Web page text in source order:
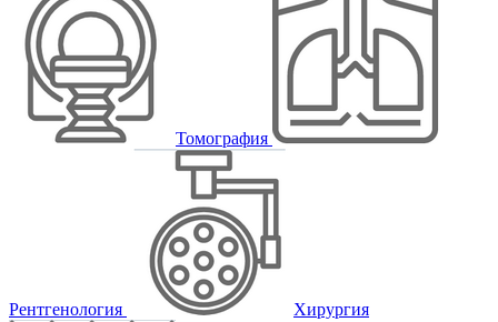
Томография
Рентгенология Хирургия